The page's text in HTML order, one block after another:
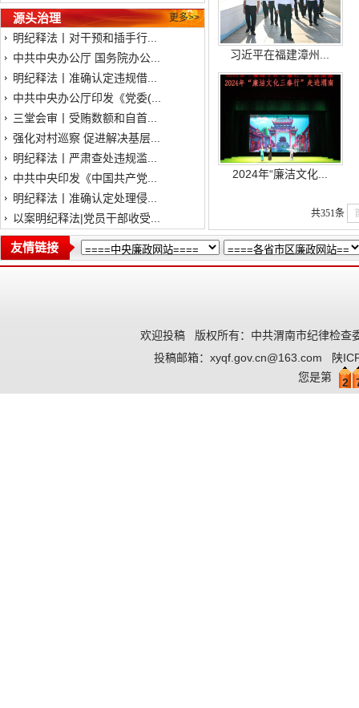
更多>>
源头治理
明纪释法丨对干预和插手行...
中共中央办公厅 国务院办公...
明纪释法丨准确认定违规借...
中共中央办公厅印发《党委(...
三堂会审丨受贿数额和自首...
强化对村巡察 促进解决基层...
明纪释法丨严肃查处违规滥...
中共中央印发《中国共产党...
明纪释法丨准确认定处理侵...
以案明纪释法|党员干部收受...
习近平在福建漳州...
2024年“廉洁文化...
共351条
友情链接
欢迎投稿 版权所有：中共渭南市纪律检查
投稿邮箱： xyqf.gov.cn@163.com
陕
您是第